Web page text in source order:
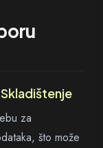
za
što može